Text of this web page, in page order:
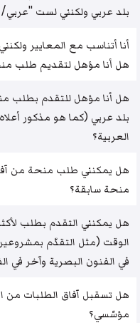
بلد عربي ولكنني لست
أنا أتناسب مع المعايير
هل أنا مؤهل لتقديم طلب
هل أنا مؤهل للتقدم بطلب
بلد عربي (كما هو مذكور
العربية؟
هل يمكنني طلب منحة من
منحة سابقة؟
هل يمكنني التقدم بطلب
الوقت (مثل التقدّم
في الفنون البصرية وآخر في
هل تسقبل آفاق الطلبات من
مؤسّسي؟